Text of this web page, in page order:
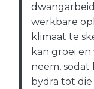
werkbare
klimaat te
kan groei
neem,
bydra tot die